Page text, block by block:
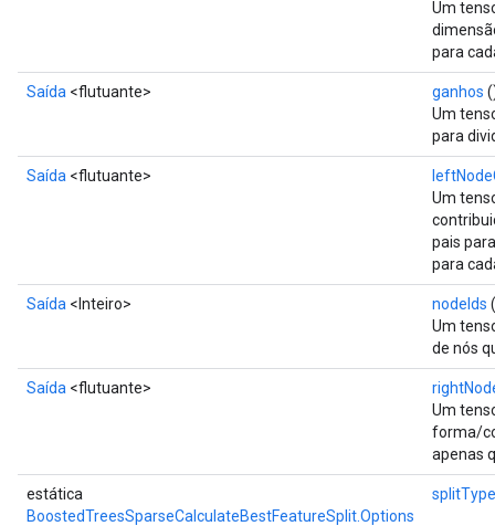
Um
para
Saída <flutuante> ganhos
Um
para
Saída <flutuante>
Um
pais
para
Saída <Inteiro> nodeIds
Um
de nós
Saída <flutuante>
Um
forma/
apenas
estática
BoostedTreesSparseCalculateBestFeatureSplit.Options
splitType